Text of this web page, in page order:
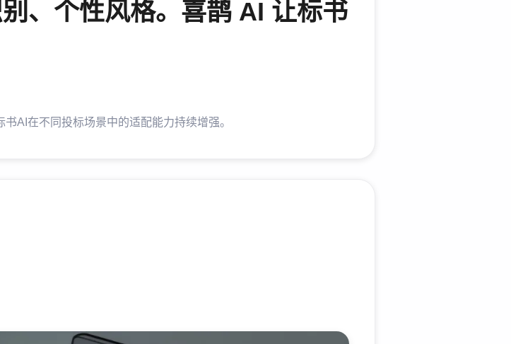
、个性风格。喜鹊 AI 让标书
AI在不同投标场景中的适配能力持续增强。